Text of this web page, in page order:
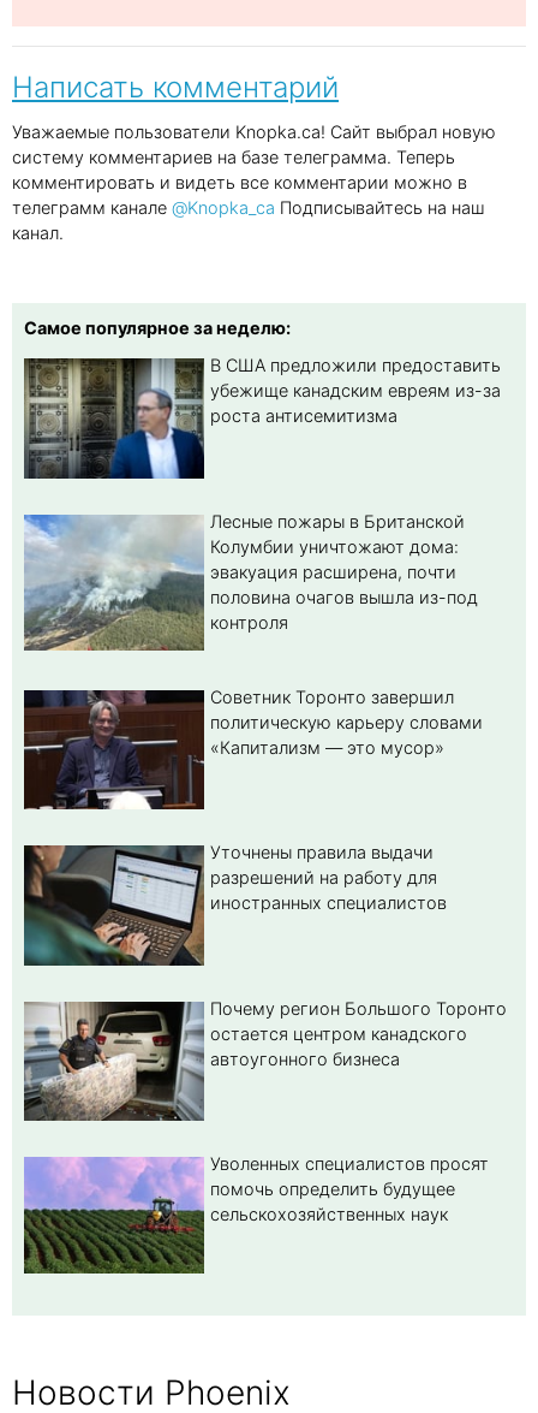
Написать комментарий
Уважаемые пользователи Knopka.ca! Сайт выбрал новую
систему комментариев на базе телеграмма. Теперь
комментировать и видеть все комментарии можно в
телеграмм канале @Knopka_ca Подписывайтесь на наш
канал.
Самое популярное за неделю:
В США предложили предоставить
убежище канадским евреям из-за
роста антисемитизма
Лесные пожары в Британской
Колумбии уничтожают дома:
эвакуация расширена, почти
половина очагов вышла из-под
контроля
Советник Торонто завершил
политическую карьеру словами
«Капитализм — это мусор»
Уточнены правила выдачи
разрешений на работу для
иностранных специалистов
Почему регион Большого Торонто
остается центром канадского
автоугонного бизнеса
Уволенных специалистов просят
помочь определить будущее
сельскохозяйственных наук
Новости Phoenix